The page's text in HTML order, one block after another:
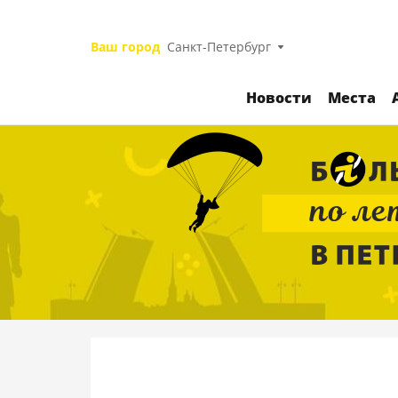
Ваш город Санкт-Петербург
Новости Места